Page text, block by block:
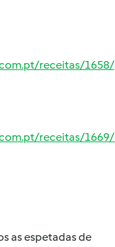
receitas/
receitas/
as espetadas de